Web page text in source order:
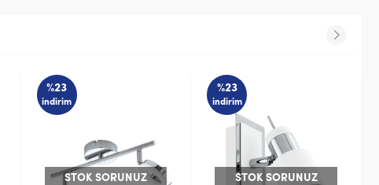
%23
indirim
STOK SORUNUZ
%23
indirim
STOK SORUNUZ